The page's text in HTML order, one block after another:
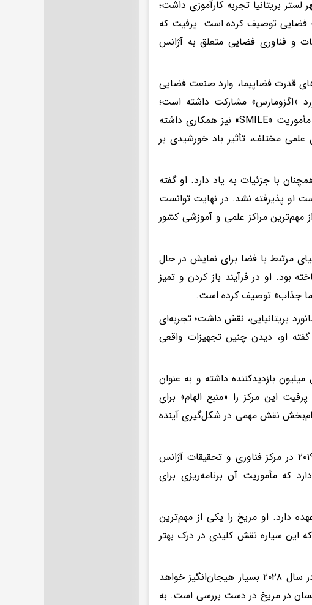
در شهر لستر بریتانیا تجربه کارآموزی داشت؛
فضایی توصیف کرده است. پرفیت که
و فناوری فضایی متعلق به آژانس
قدرت فضاپیما، وارد صنعت فضایی
«اگزومارس» مشارکت داشته است؛
مأموریتی که هدف آن بررسی سطح سیاره مریخ است. همچنین در مأموریت «SMILE» نیز همکاری داشته
علمی مختلف، تأثیر باد خورشیدی بر
با جزئیات به یاد دارد. او گفته
او پذیرفته نشد. در نهایت توانست
مهم‌ترین مراکز علمی و آموزشی کشور
مرتبط با فضا برای نمایش در حال
بود. او در فرآیند باز کردن و تمیز
جذاب» توصیف کرده است.
بریتانیایی، نقش داشت؛ تجربه‌ای
او، دیدن چنین تجهیزات واقعی
نزدیک به شش میلیون بازدیدکننده داشته و به عنوان
این مرکز را «منبع الهام» برای
نقش مهمی در شکل‌گیری آینده
او در ادامه مسیر حرفه‌ای خود از بریتانیا به هلند رفت و از سال ۲۰۱۹ در مرکز فناوری و تحقیقات آژانس
که مأموریت آن برنامه‌ریزی برای
دارد. او مریخ را یکی از مهم‌ترین
این سیاره نقش کلیدی در درک بهتر
او درباره آینده مأموریت‌های مریخ گفته است که پرتاب مریخ‌نورد در سال ۲۰۲۸ بسیار هیجان‌انگیز خواهد
در مریخ در دست بررسی است. به